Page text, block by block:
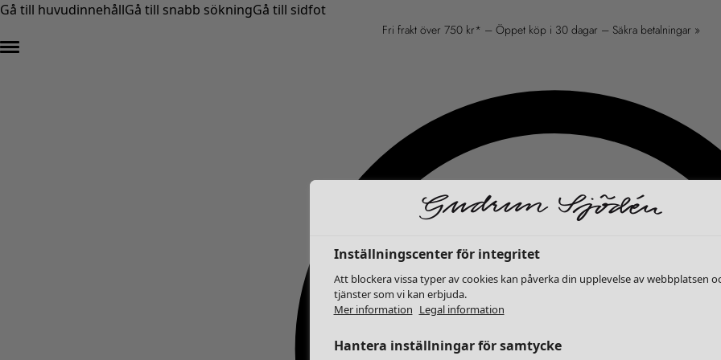
Gå till huvudinnehållGå till snabb sökningGå till sidfot
Fri frakt över 750 kr* – Öppet köp i 30 dagar – Säkra betalningar »
Inställningscenter för integritet
Att blockera vissa typer av cookies kan påverka din upplevelse av webbplatsen
tjänster som vi kan erbjuda.
Mer information Legal information
Hantera inställningar för samtycke